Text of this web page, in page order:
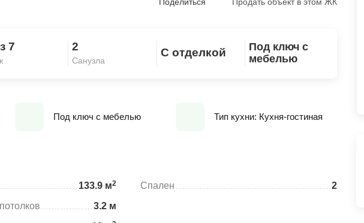
Скопировать ссылку
7 2
Санузла
С отделкой
Под ключ с
мебелью
Под ключ с мебелью Тип кухни: Кухня-гостиная
133.9 м2
3.2 м
Спален 2